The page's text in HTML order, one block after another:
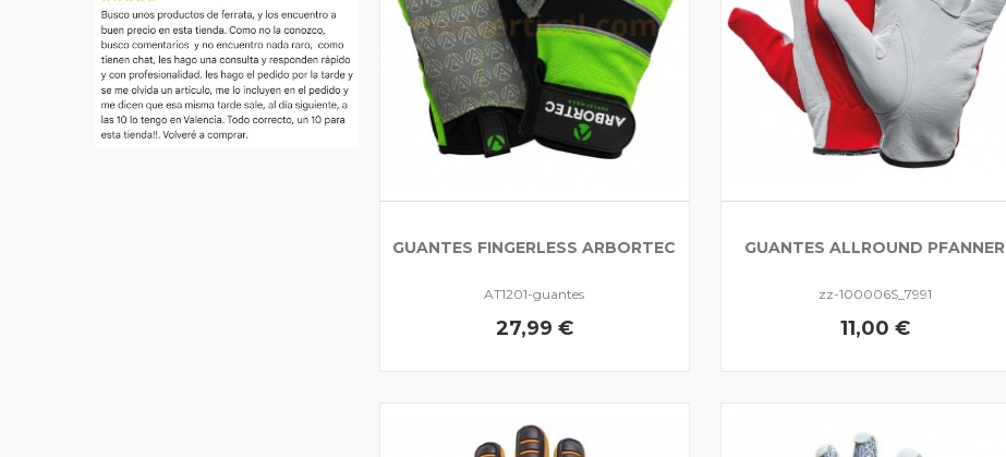
GUANTES FINGERLESS ARBORTEC
AT1201-guantes
27,99 €
GUANTES ALLROUND PFANNER
zz-100006S_7991
11,00 €